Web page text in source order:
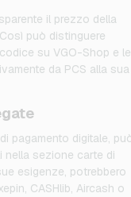
il prezzo della
può distinguere
su VGO-Shop e le
da PCS alla sua
pagamento digitale,
nella sezione carte di
esigenze, potrebbero
CASHlib, Aircash o